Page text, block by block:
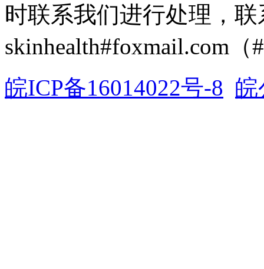
时联系我们进行处理，
skinhealth#foxmail.com（
皖ICP备16014022号-8 皖